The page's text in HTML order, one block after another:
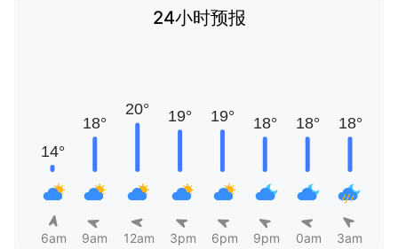
24小时预报
6am 9am 12am 3pm 6pm 9pm 0am 3am